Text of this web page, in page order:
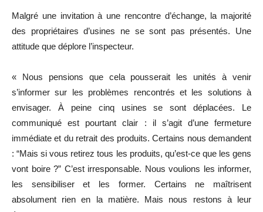
Malgré une invitation à une rencontre d’échange, la majorité
des propriétaires d’usines ne se sont pas présentés. Une
attitude que déplore l’inspecteur.
« Nous pensions que cela pousserait les unités à venir
s’informer sur les problèmes rencontrés et les solutions à
envisager. À peine cinq usines se sont déplacées. Le
communiqué est pourtant clair : il s’agit d’une fermeture
immédiate et du retrait des produits. Certains nous demandent
: “Mais si vous retirez tous les produits, qu’est-ce que les gens
vont boire ?” C’est irresponsable. Nous voulions les informer,
les sensibiliser et les former. Certains ne maîtrisent
absolument rien en la matière. Mais nous restons à leur